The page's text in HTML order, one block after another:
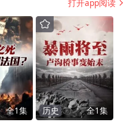
打开app阅读
全1集 历史 全1集